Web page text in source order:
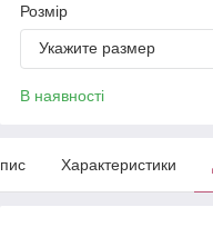
Розмір
Укажите размер
В наявності
Характеристики